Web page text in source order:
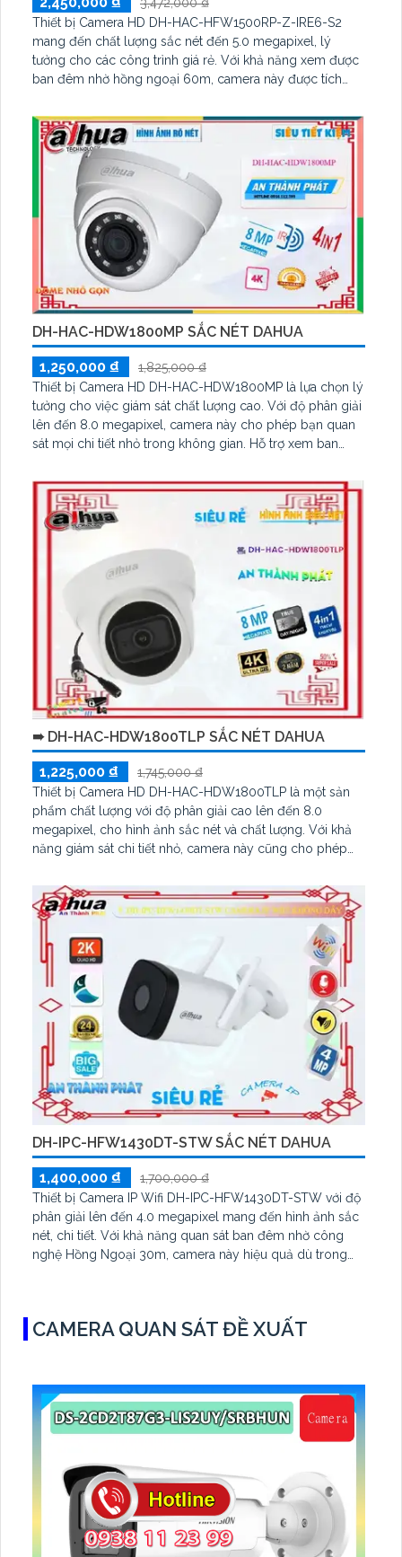
Thiết bị Camera HD DH-HAC-HFW1500RP-Z-IRE6-S2
mang đến chất lượng sắc nét đến 5.0 megapixel, lý
tưởng cho các công trình giá rẻ. Với khả năng xem được
ban đêm nhờ hồng ngoại 60m, camera này được tích
Starlight. Thiết kế nhỏ gọn và ấn tượng, chất liệu kim loại
chống nước, chống bụi bẩn, đảm bảo hiệu suất hoạt
động ổn định
DH-HAC-HDW1800MP SẮC NÉT DAHUA
1,250,000 ₫
1,825,000 ₫
Thiết bị Camera HD DH-HAC-HDW1800MP là lựa chọn lý
tưởng cho việc giám sát chất lượng cao. Với độ phân giải
lên đến 8.0 megapixel, camera này cho phép bạn quan
sát mọi chi tiết nhỏ trong không gian. Hỗ trợ xem ban
➠ DH-HAC-HDW1800TLP SẮC NÉT DAHUA
1,225,000 ₫
1,745,000 ₫
Thiết bị Camera HD DH-HAC-HDW1800TLP là một sản
phẩm chất lượng với độ phân giải cao lên đến 8.0
megapixel, cho hình ảnh sắc nét và chất lượng. Với khả
năng giám sát chi tiết nhỏ, camera này cũng cho phép
trang bị công nghệ AHD, CVI, TVI, BCS, camera này
mang độ bền cao hơn và hỗ trợ thu hình chất lượng, đặc
biệt phù hợp cho căn hộ, nhà phố
DH-IPC-HFW1430DT-STW SẮC NÉT DAHUA
1,400,000 ₫
1,700,000 ₫
Thiết bị Camera IP Wifi DH-IPC-HFW1430DT-STW với độ
phân giải lên đến 4.0 megapixel mang đến hình ảnh sắc
nét, chi tiết. Với khả năng quan sát ban đêm nhờ công
nghệ Hồng Ngoại 30m, camera này hiệu quả dù trong
CAMERA QUAN SÁT ĐỀ XUẤT